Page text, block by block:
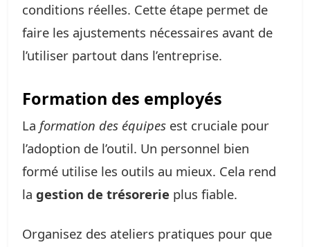
conditions réelles. Cette étape permet de
faire les ajustements nécessaires avant de
l’utiliser partout dans l’entreprise.
Formation des employés
La formation des équipes est cruciale pour
l’adoption de l’outil. Un personnel bien
formé utilise les outils au mieux. Cela rend
la gestion de trésorerie plus fiable.
Organisez des ateliers pratiques pour que